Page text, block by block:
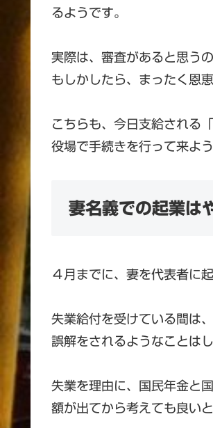
るようです。
実際は、審査があると思う
もしかしたら、まったく恩
こちらも、今日支給される
役場で手続きを行って来よ
妻名義での起業は
４月までに、妻を代表者に
失業給付を受けている間は
誤解をされるようなことは
失業を理由に、国民年金と
額が出てから考えても良い